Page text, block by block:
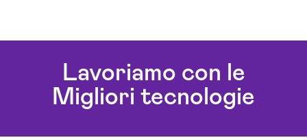
Lavoriamo con le
Migliori tecnologie